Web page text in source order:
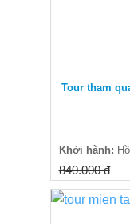
Tour tham
Khởi hành:
840.000 đ